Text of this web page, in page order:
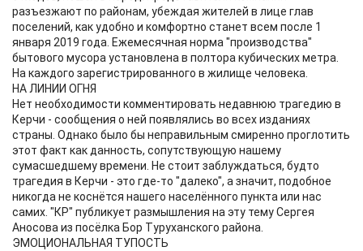
разъезжают по районам, убеждая жителей в лице глав
поселений, как удобно и комфортно станет всем после 1
января 2019 года. Ежемесячная норма "производства"
бытового мусора установлена в полтора кубических метра.
На каждого зарегистрированного в жилище человека.
НА ЛИНИИ ОГНЯ
Нет необходимости комментировать недавнюю трагедию в
Керчи - сообщения о ней появлялись во всех изданиях
страны. Однако было бы неправильным смиренно проглотить
этот факт как данность, сопутствующую нашему
сумасшедшему времени. Не стоит заблуждаться, будто
трагедия в Керчи - это где-то "далеко", а значит, подобное
никогда не коснётся нашего населённого пункта или нас
самих. "КР" публикует размышления на эту тему Сергея
Аносова из посёлка Бор Туруханского района.
ЭМОЦИОНАЛЬНАЯ ТУПОСТЬ